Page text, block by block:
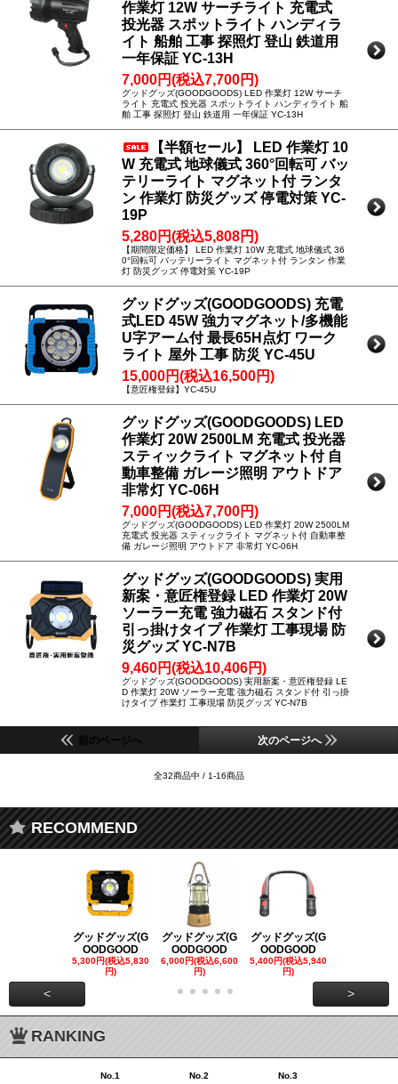
作業灯 12W サーチライト 充電式
投光器 スポットライト ハンディラ
イト 船舶 工事 探照灯 登山 鉄道用
一年保証 YC-13H
7,000円(税込7,700円)
グッドグッズ(GOODGOODS) LED 作業灯 12W サーチ
ライト 充電式 投光器 スポットライト ハンディライト 船
舶 工事 探照灯 登山 鉄道用 一年保証 YC-13H
【半額セール】 LED 作業灯 10
W 充電式 地球儀式 360°回転可 バッ
テリーライト マグネット付 ランタ
ン 作業灯 防災グッズ 停電対策 YC-
19P
5,280円(税込5,808円)
【期間限定価格】 LED 作業灯 10W 充電式 地球儀式 36
0°回転可 バッテリーライト マグネット付 ランタン 作業
灯 防災グッズ 停電対策 YC-19P
グッドグッズ(GOODGOODS) 充電
式LED 45W 強力マグネット/多機能
U字アーム付 最長65H点灯 ワーク
ライト 屋外 工事 防災 YC-45U
15,000円(税込16,500円)
【意匠権登録】YC-45U
グッドグッズ(GOODGOODS) LED
作業灯 20W 2500LM 充電式 投光器
スティックライト マグネット付 自
動車整備 ガレージ照明 アウトドア
非常灯 YC-06H
7,000円(税込7,700円)
グッドグッズ(GOODGOODS) LED 作業灯 20W 2500LM
充電式 投光器 スティックライト マグネット付 自動車整
備 ガレージ照明 アウトドア 非常灯 YC-06H
グッドグッズ(GOODGOODS) 実用
新案・意匠権登録 LED 作業灯 20W
ソーラー充電 強力磁石 スタンド付
引っ掛けタイプ 作業灯 工事現場 防
災グッズ YC-N7B
9,460円(税込10,406円)
グッドグッズ(GOODGOODS) 実用新案・意匠権登録 LE
D 作業灯 20W ソーラー充電 強力磁石 スタンド付 引っ掛
けタイプ 作業灯 工事現場 防災グッズ YC-N7B
前のページへ 次のページへ
全32商品中 / 1-16商品
RECOMMEND
グッドグッズ(G
OODGOOD
5,300円(税込5,830
円)
グッドグッズ(G
OODGOOD
6,000円(税込6,600
円)
グッドグッズ(G
OODGOOD
5,400円(税込5,940
円)
< >
RANKING
No.1 No.2 No.3